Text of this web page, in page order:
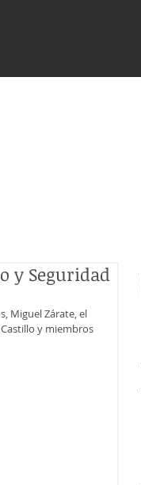
y Seguridad
Miguel Zárate, el
y miembros